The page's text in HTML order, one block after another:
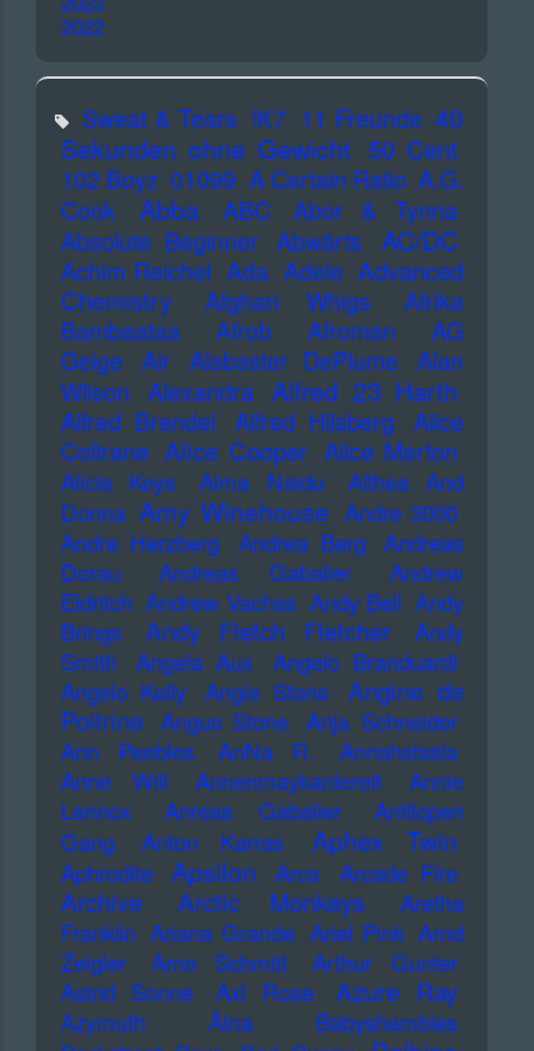
2022
Sweat & Tears !K7 11 Freunde 40
Sekunden ohne Gewicht 50 Cent
102 Boyz 01099 A Certain Ratio A.G.
Cook
Abba ABC
Abor & Tynna
Absolute Beginner Abwärts AC/DC
Achim Reichel Ada Adele Advanced
Chemistry
Afghan Whigs
Afrika
Bambaataa
Afrob Afroman
AG
Geige
Air Alabaster DePlume
Alan
Wilson Alexandra Alfred 23 Harth
Alfred Brendel Alfred Hilsberg
Alice
Coltrane Alice Cooper Alice Merton
Alicia Keys Alma Naidu
Althea And
Donna Amy Winehouse Andre 3000
Andre Herzberg
Andrea Berg
Andreas
Dorau
Andreas Gabalier
Andrew
Eldritch Andrew Vachss Andy Bell Andy
Brings
Andy Fletch Fletcher
Andy
Smith
Angela Aux
Angelo Branduardi
Angelo Kelly
Angie Stone
Angine de
Poitrine Angus Stone Anja Schneider
Ann Peebles
AnNa R.
Annahstasia
Anne Will
Annenmaykantereit
Annie
Lennox
Anreas Gabalier
Antilopen
Gang
Anton Karras Aphex Twin
Aphrodite Apsilon Arca Arcade Fire
Archive Arctic Monkeys
Aretha
Franklin Ariana Grande Ariel Pink Arnd
Zeigler
Arno Schmitt
Arthur Gunter
Astrid Sonne
Axl Rose Azure Ray
Azymuth Ätna
Babyshambles